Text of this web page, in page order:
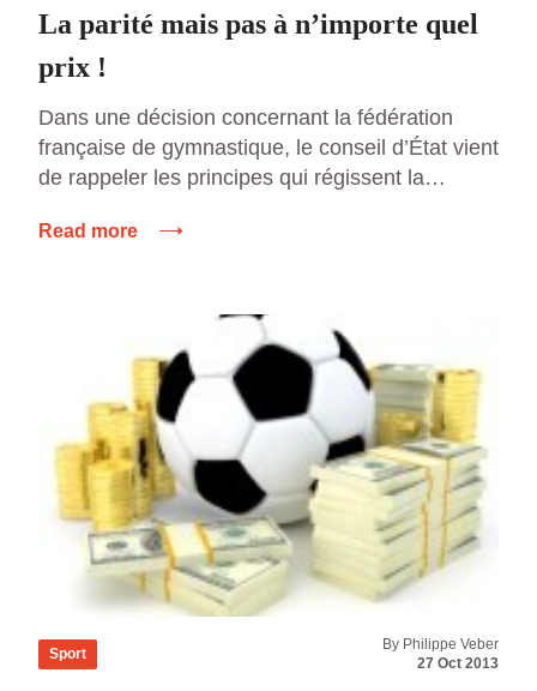
La parité mais pas à n’importe quel
prix !
Dans une décision concernant la fédération
française de gymnastique, le conseil d’État vient
de rappeler les principes qui régissent la
sein du Code du sport des dispositions
dispositions que doivent adopter
obligatoirement les fédérations sportives, le
point 2.2.2.1 […]
Read more
Sport
By Philippe Veber
27 Oct 2013